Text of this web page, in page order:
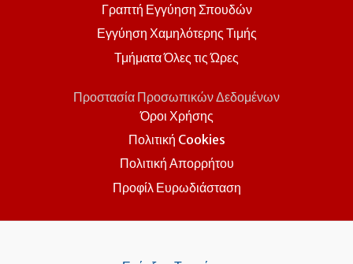
Γραπτή Εγγύηση Σπουδών
Εγγύηση Χαμηλότερης Τιμής
Τμήματα Όλες τις Ώρες
Προστασία Προσωπικών Δεδομένων
Όροι Χρήσης
Πολιτική Cookies
Πολιτική Απορρήτου
Προφίλ Ευρωδιάσταση